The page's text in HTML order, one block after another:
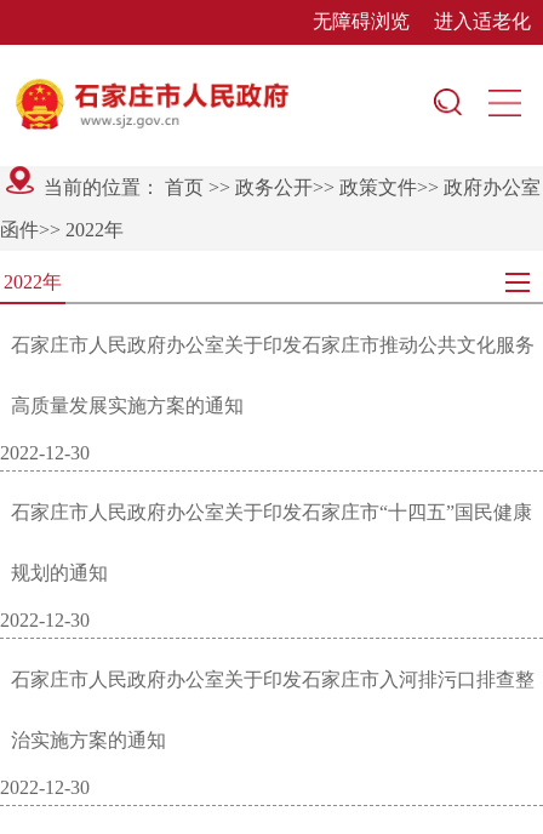
无障碍浏览 进入适老化
当前的位置： 首页 >> 政务公开>> 政策文件>> 政府办公室
函件>> 2022年
2022年
石家庄市人民政府办公室关于印发石家庄市推动公共文化服务
高质量发展实施方案的通知
2022-12-30
石家庄市人民政府办公室关于印发石家庄市“十四五”国民健康
规划的通知
2022-12-30
石家庄市人民政府办公室关于印发石家庄市入河排污口排查整
治实施方案的通知
2022-12-30